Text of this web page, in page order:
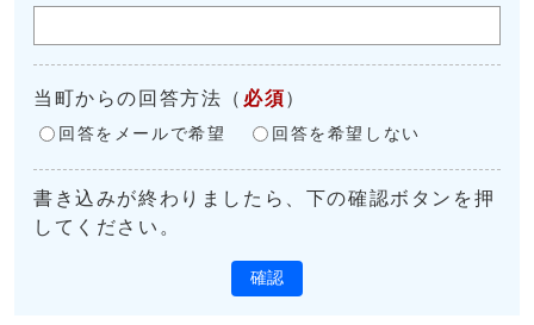
当町からの回答方法 （ 必須 ）
回答をメールで希望 回答を希望しない
書き込みが終わりましたら、下の確認ボタンを押
してください。
確認